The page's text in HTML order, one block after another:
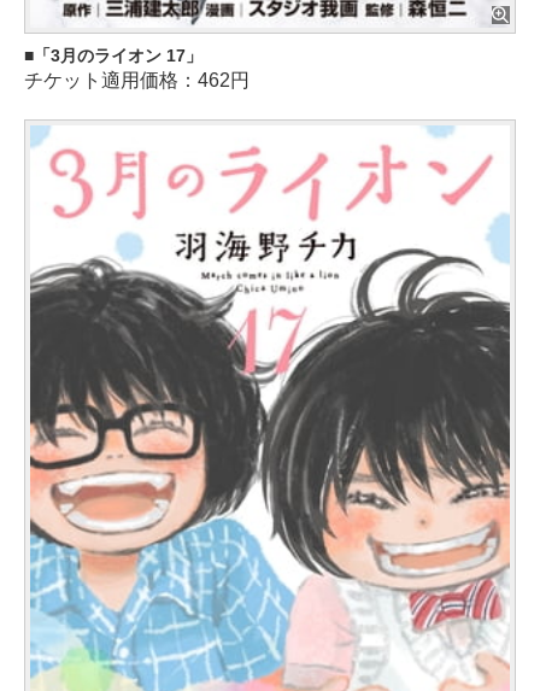
「3月のライオン 17」
チケット適用価格：462円